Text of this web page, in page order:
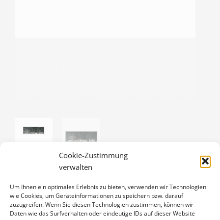
Cookie-Zustimmung
verwalten
Um Ihnen ein optimales Erlebnis zu bieten, verwenden wir Technologien
wie Cookies, um Geräteinformationen zu speichern bzw. darauf
zuzugreifen. Wenn Sie diesen Technologien zustimmen, können wir
Daten wie das Surfverhalten oder eindeutige IDs auf dieser Website
SINGSCHWÄNE IM SCHNEETREIBEN
20,00€